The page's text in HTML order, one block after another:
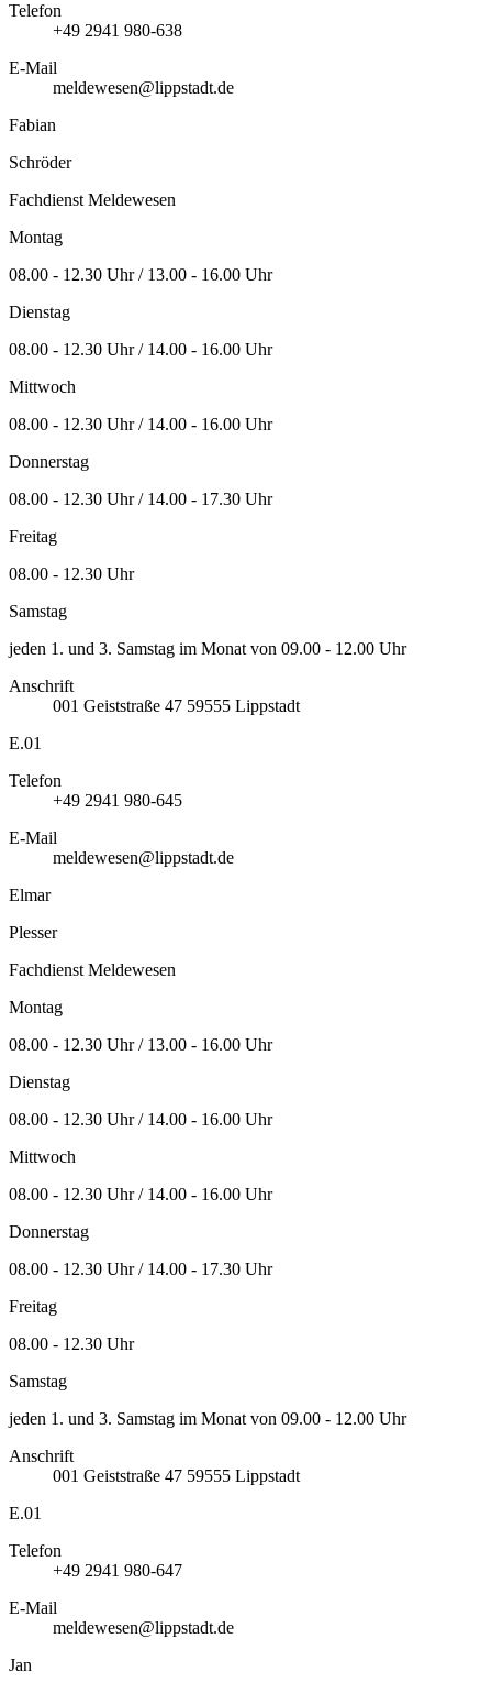
Telefon
+49 2941 980-638
E-Mail
meldewesen@lippstadt.de
Fabian
Schröder
Fachdienst Meldewesen
Montag
08.00 - 12.30 Uhr / 13.00 - 16.00 Uhr
Dienstag
08.00 - 12.30 Uhr / 14.00 - 16.00 Uhr
Mittwoch
08.00 - 12.30 Uhr / 14.00 - 16.00 Uhr
Donnerstag
08.00 - 12.30 Uhr / 14.00 - 17.30 Uhr
Freitag
08.00 - 12.30 Uhr
Samstag
jeden 1. und 3. Samstag im Monat von 09.00 - 12.00 Uhr
Anschrift
001 Geiststraße 47 59555 Lippstadt
E.01
Telefon
+49 2941 980-645
E-Mail
meldewesen@lippstadt.de
Elmar
Plesser
Fachdienst Meldewesen
Montag
08.00 - 12.30 Uhr / 13.00 - 16.00 Uhr
Dienstag
08.00 - 12.30 Uhr / 14.00 - 16.00 Uhr
Mittwoch
08.00 - 12.30 Uhr / 14.00 - 16.00 Uhr
Donnerstag
08.00 - 12.30 Uhr / 14.00 - 17.30 Uhr
Freitag
08.00 - 12.30 Uhr
Samstag
jeden 1. und 3. Samstag im Monat von 09.00 - 12.00 Uhr
Anschrift
001 Geiststraße 47 59555 Lippstadt
E.01
Telefon
+49 2941 980-647
E-Mail
meldewesen@lippstadt.de
Jan